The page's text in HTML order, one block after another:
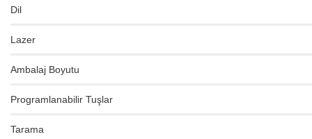
Dil
Lazer
Ambalaj Boyutu
Programlanabilir Tuşlar
Tarama